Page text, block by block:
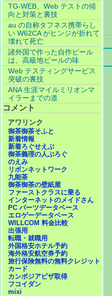
TG-WEB、Web テストの傾
向と対策と裏技
au の自称タフネス携帯らし
い W62CA がヒンジが折れて
壊れて死亡
諸外国で作った自作ビール
は、高級地ビールの味
Web テスティングサービス
突破の裏技
ANA 生涯マイルミリオンマ
イラーまでの道
コメント
アワリンク
御茶御茶そふと
新着情報
新着ろぐせえぶ
御茶義理の人ぶろぐ
のえみ
リボンネットワーク
九能茶
御茶御茶の壁紙屋
ファーストクラスに乗る
インターネットのメイドさん
PC パーツデータベース
エロゲーデータベース
WILLCOM 料金比較
出張用
転職・就職用
外国格安ホテル予約
海外格安航空券予約
旅行保険無料の無料クレジット
カード
カンボジアビザ取得
フコイダン
mixi